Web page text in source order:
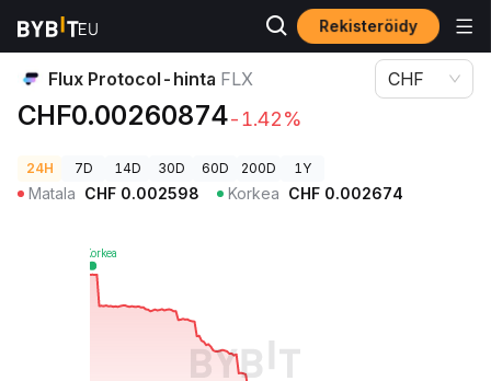
Rekisteröidy
Kryptohinnat
Flux Protocol-hinta FLX
CHF0.00260874-1.42%
CHF
24H 7D 14D 30D 60D 200D 1Y
Matala CHF 0.002598 Korkea CHF 0.002674